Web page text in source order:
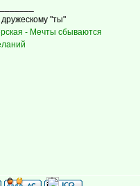
дружескому "ты"
- Мечты сбываются